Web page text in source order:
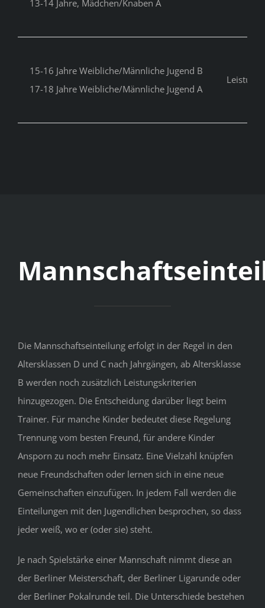
13-14 Jahre, Mädchen/Knaben A
15-16 Jahre Weibliche/Männliche Jugend B
17-18 Jahre Weibliche/Männliche Jugend A
Die Mannschaftseinteilung erfolgt in der Regel in den
Altersklassen D und C nach Jahrgängen, ab Altersklasse
B werden noch zusätzlich Leistungskriterien
hinzugezogen. Die Entscheidung darüber liegt beim
Trainer. Für manche Kinder bedeutet diese Regelung
Trennung vom besten Freund, für andere Kinder
Ansporn zu noch mehr Einsatz. Eine Vielzahl knüpfen
neue Freundschaften oder lernen sich in eine neue
Gemeinschaften einzufügen. In jedem Fall werden die
Einteilungen mit den Jugendlichen besprochen, so dass
jeder weiß, wo er (oder sie) steht.
Je nach Spielstärke einer Mannschaft nimmt diese an
der Berliner Meisterschaft, der Berliner Ligarunde oder
der Berliner Pokalrunde teil. Die Unterschiede bestehen